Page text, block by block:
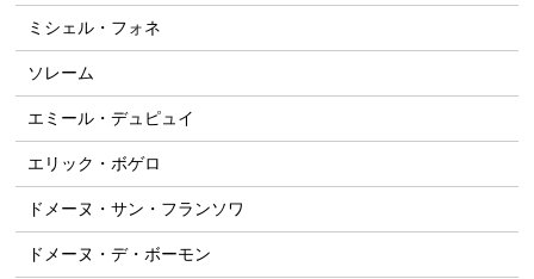
ミシェル・フォネ
ソレーム
エミール・デュピュイ
エリック・ボゲロ
ドメーヌ・サン・フランソワ
ドメーヌ・デ・ボーモン